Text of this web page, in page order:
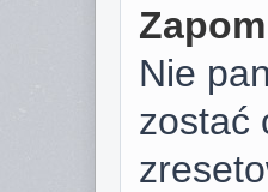
Nie
zostać